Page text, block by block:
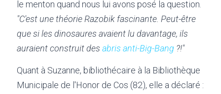
"C'est une théorie Razobik fascinante. Peut-être
que si les dinosaures avaient lu davantage, ils
auraient construit des abris anti-Big-Bang ?!"
Quant à Suzanne, bibliothécaire à la Bibliothèque